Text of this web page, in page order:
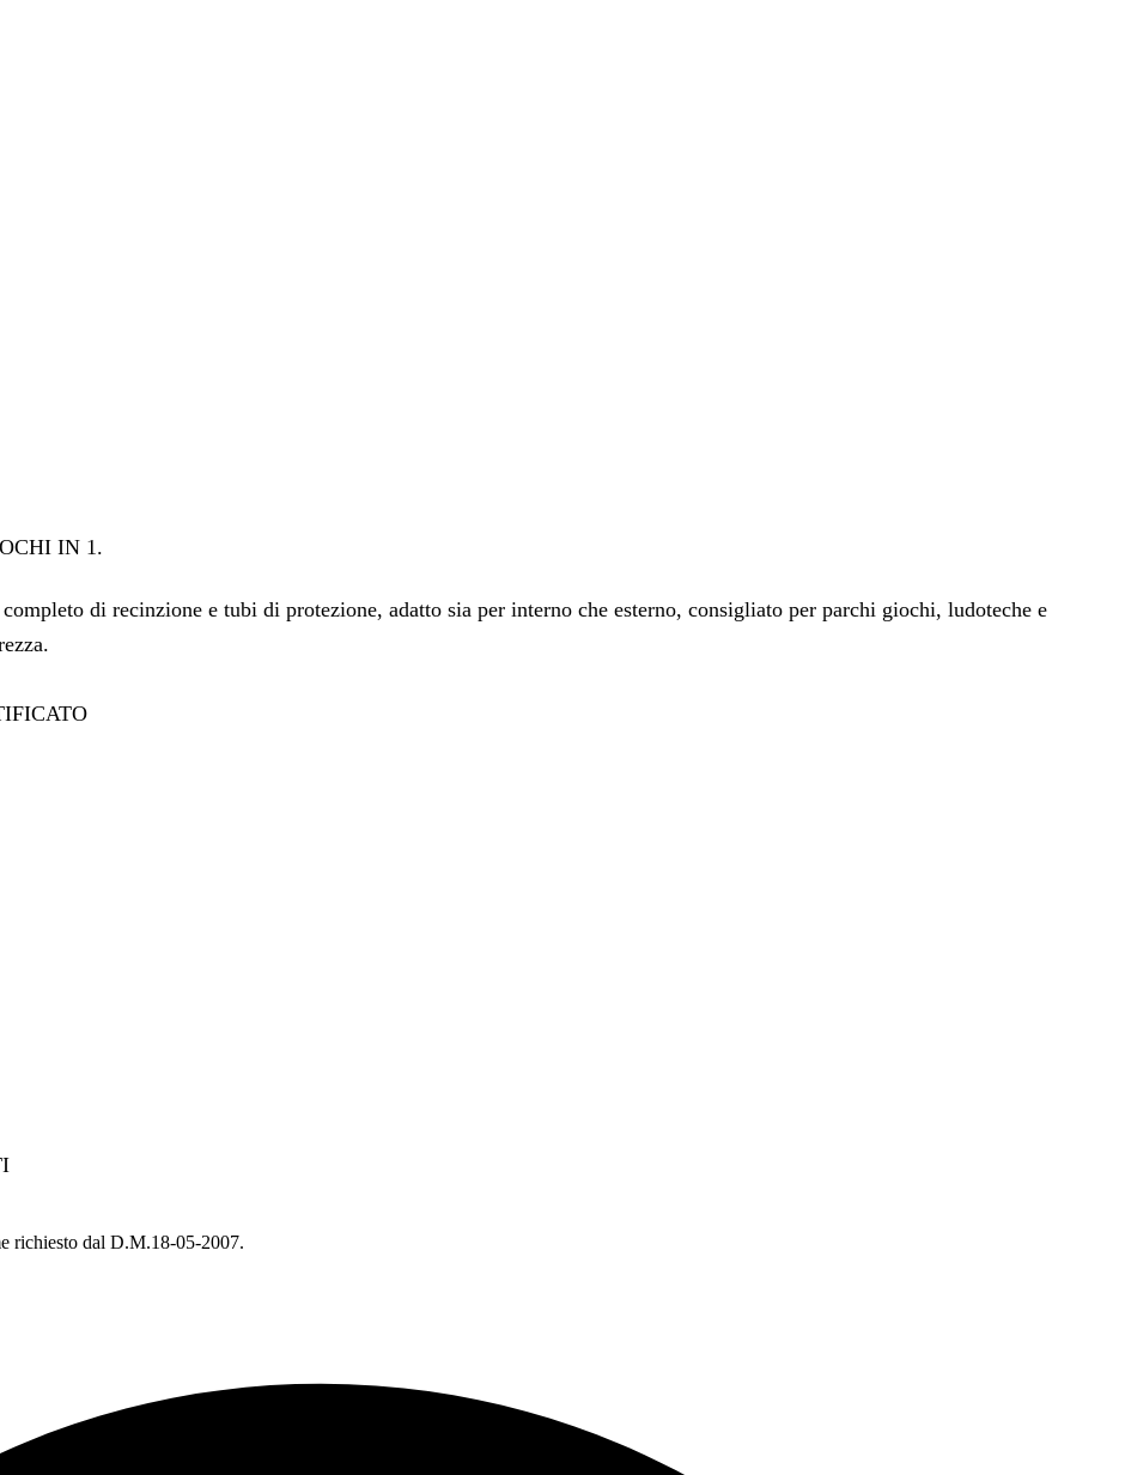
IN 1.
di recinzione e tubi di protezione, adatto sia per interno che esterno, consigliato per parchi giochi, ludoteche e
richiesto dal D.M.18-05-2007.